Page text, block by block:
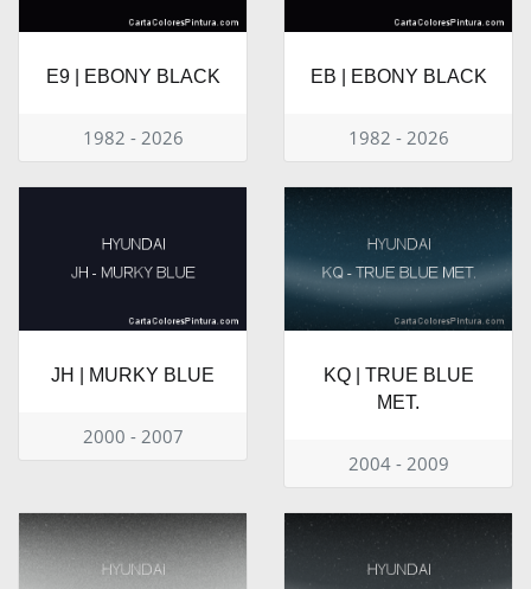
E9 | EBONY BLACK
1982 - 2026
EB | EBONY BLACK
1982 - 2026
JH | MURKY BLUE
2000 - 2007
KQ | TRUE BLUE
MET.
2004 - 2009